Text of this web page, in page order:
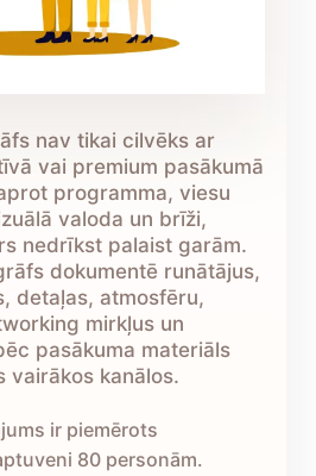
nav tikai cilvēks ar
vai premium pasākumā
programma, viesu
valoda un brīži,
nedrīkst palaist garām.
dokumentē runātājus,
detaļas, atmosfēru,
mirkļus un
pasākuma materiāls
vairākos kanālos.
ir piemērots
80 personām.